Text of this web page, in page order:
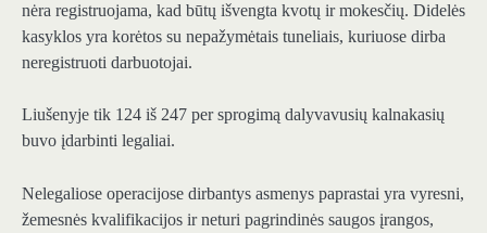
nėra registruojama, kad būtų išvengta kvotų ir mokesčių. Didelės
kasyklos yra korėtos su nepažymėtais tuneliais, kuriuose dirba
neregistruoti darbuotojai.
Liušenyje tik 124 iš 247 per sprogimą dalyvavusių kalnakasių
buvo įdarbinti legaliai.
Nelegaliose operacijose dirbantys asmenys paprastai yra vyresni,
žemesnės kvalifikacijos ir neturi pagrindinės saugos įrangos,